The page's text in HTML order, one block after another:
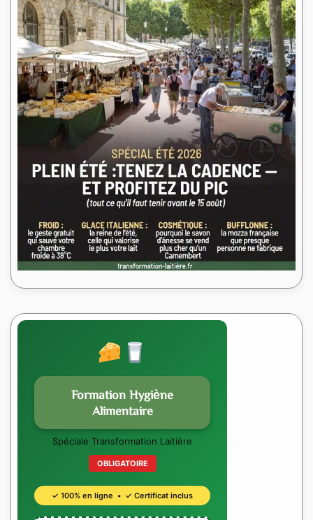
Formation Hygiène
Alimentaire
Spéciale Transformation Laitière
OBLIGATOIRE
✓ 100% en ligne • ✓ Certificat inclus